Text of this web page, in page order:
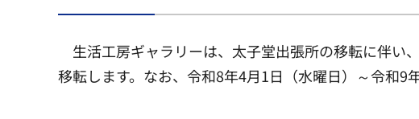
生活工房ギャラリーは、太子堂出張所の移転に伴い
移転します。なお、令和8年4月1日（水曜日）～令和9